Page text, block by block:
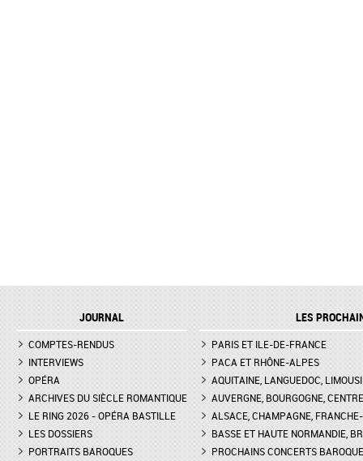
JOURNAL
COMPTES-RENDUS
INTERVIEWS
OPÉRA
ARCHIVES DU SIÈCLE ROMANTIQUE
LE RING 2026 - OPÉRA BASTILLE
LES DOSSIERS
PORTRAITS BAROQUES
LES
PARIS ET ILE-DE-FRANCE
PACA ET RHÔNE-ALPES
AQUITAINE, LANGUEDOC,
AUVERGNE, BOURGOGNE, CENTRE
ALSACE, CHAMPAGNE,
BASSE ET HAUTE NORMANDIE,
PROCHAINS CONCERTS